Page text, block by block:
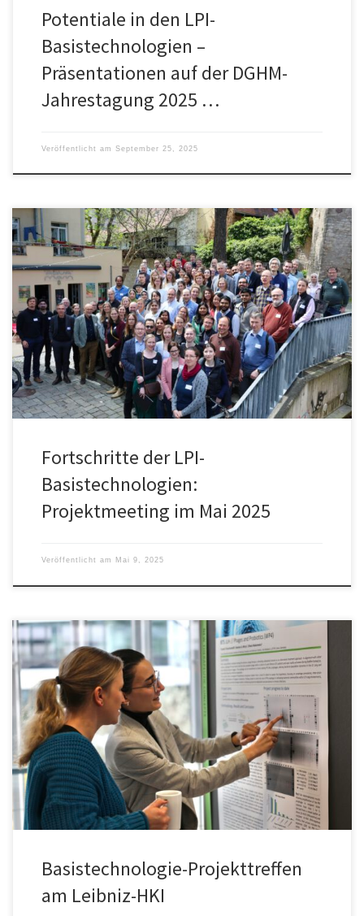
Potentiale in den LPI-
Basistechnologien –
Präsentationen auf der DGHM-
Jahrestagung 2025 …
Veröffentlicht am September 25, 2025
Beim Frühjahrstreffen diskutierten rund 100 Forschende aus den
Partnereinrichtungen aktuelle Fortschritte in bildgebender
Diagnostik, biologischen Modellen und KI-gestützter Analytik.
Fortschritte der LPI-
Basistechnologien:
Projektmeeting im Mai 2025
Veröffentlicht am Mai 9, 2025
Die LPI-Basistechnologieprojekte hatten am 15.11.2024 das 6.
Projekttreffen. Wissenschaftlerinnen und Wissenschaftler aller
Verbundpartner stellte ihre Projektfortschritte vor.
Basistechnologie-Projekttreffen
am Leibniz-HKI